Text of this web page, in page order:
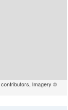
contributors, Imagery ©